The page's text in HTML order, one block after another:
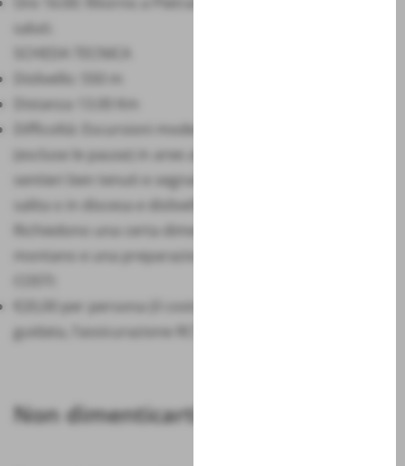
saluti.
Dislivello: 550 m
Distanza 13.00 Km
Difficoltà: Escursioni moderate, 4-5 ore al giorno
(escluse le pause) in aree alto collinari e montuose, su
sentieri ben tenuti e segnalati, con brevi tratti ripidi in
salita o in discesa e dislivelli inferiori ai 500 metri.
Richiedono una certa dimestichezza con l’ambiente
montano e una preparazione fisica alla camminata.
€20,00 per persona (il costo include l’escursione
guidata, l’assicurazione RCT)
Non dimenticarti